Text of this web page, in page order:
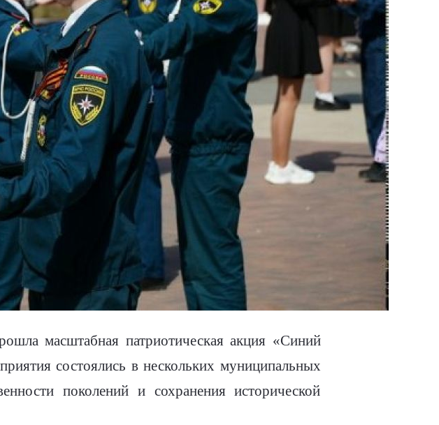
масштабная патриотическая акция «Синий
состоялись в нескольких муниципальных
поколений и сохранения исторической